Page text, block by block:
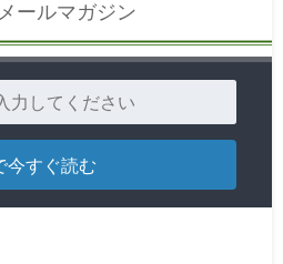
ールマガジン